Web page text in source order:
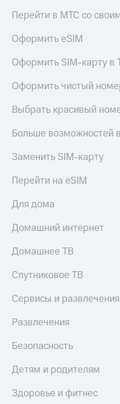
автоплатежа
Пополнить
другого
оператора
Оплата
интернета
и
с
на карту
МТС Pay
Оплата
коду
Смартфоны
Наушники
и
колонки
часы
трекеры
Перейти в МТС со
Оформить eSIM
Оформить SIM-карту в
Оформить чистый
Выбрать красивый
Больше возможностей
Заменить SIM-карту
Перейти на eSIM
Для дома
Домашний интернет
Домашнее ТВ
Спутниковое ТВ
Сервисы и развлечения
Развлечения
Безопасность
Детям и родителям
Здоровье и фитнес